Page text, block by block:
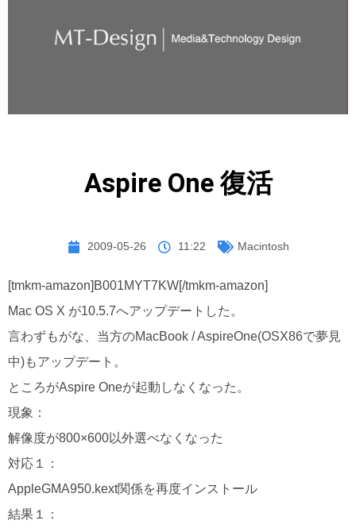
Aspire One 復活
2009-05-26 11:22 Macintosh
[tmkm-amazon]B001MYT7KW[/tmkm-amazon]
Mac OS X が10.5.7へアップデートした。
言わずもがな、当方のMacBook / AspireOne(OSX86で夢見
中)もアップデート。
ところがAspire Oneが起動しなくなった。
現象：
解像度が800×600以外選べなくなった
対応１：
AppleGMA950.kext関係を再度インストール
結果１：